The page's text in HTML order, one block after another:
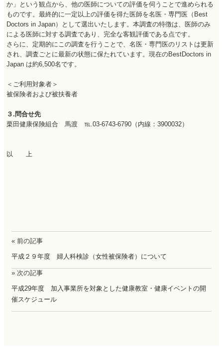
か」という観点から、他の医師についての評価を伺うことで進められる
ものです。最終的に一定以上の評価を得た医師を名医・専門医（Best
Doctors in Japan）として選出いたします。本調査の特徴は、医師のみ
による医師に対する調査であり、完全な客観評価である点です。
さらに、定期的にこの調査を行うことで、名医・専門医のリストは更新
され、調査ごとに最新の状態に保たれています。現在のBestDoctors in
Japan は約6,500名です。
＜ご利用対象者＞
被保険者および被扶養者
３.問合せ先
栗田健康保険組合 馬渡 ℡.03-6743-6790（内線：3900032）
以 上
« 前の記事
平成２９年度 婦人科検診（女性被保険者）について
» 次の記事
平成29年度 加入事業所を対象とした健康教室・健康イベントの開
催スケジュール